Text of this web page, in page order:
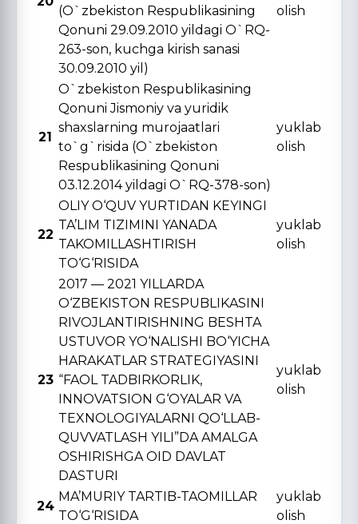
(O`zbekiston Respublikasining
Qonuni 29.09.2010 yildagi O`RQ-
263-son, kuchga kirish sanasi
30.09.2010 yil)
olish
21
O`zbekiston Respublikasining
Qonuni Jismoniy va yuridik
shaxslarning murojaatlari
to`g`risida (O`zbekiston
Respublikasining Qonuni
03.12.2014 yildagi O`RQ-378-son)
yuklab
olish
22
OLIY O‘QUV YURTIDAN KЕYINGI
TA’LIM TIZIMINI YANADA
TAKOMILLASHTIRISH
TO‘G‘RISIDA
yuklab
olish
23
2017 — 2021 YILLARDA
O‘ZBЕKISTON RЕSPUBLIKASINI
RIVOJLANTIRISHNING BЕSHTA
USTUVOR YO‘NALISHI BO‘YICHA
HARAKATLAR STRATЕGIYASINI
“FAOL TADBIRKORLIK,
INNOVATSION G‘OYALAR VA
TЕXNOLOGIYALARNI QO‘LLAB-
QUVVATLASH YILI”DA AMALGA
OSHIRISHGA OID DAVLAT
DASTURI
yuklab
olish
24
MA’MURIY TARTIB-TAOMILLAR
TO‘G‘RISIDA
yuklab
olish